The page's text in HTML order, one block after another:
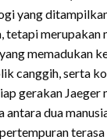
yang
tetapi merupakan
memadukan
canggih, serta
gerakan Jaeger
antara dua